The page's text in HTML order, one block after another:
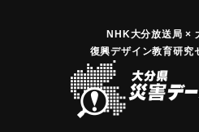
NHK大分放送局 ×
復興デザイン教育研究